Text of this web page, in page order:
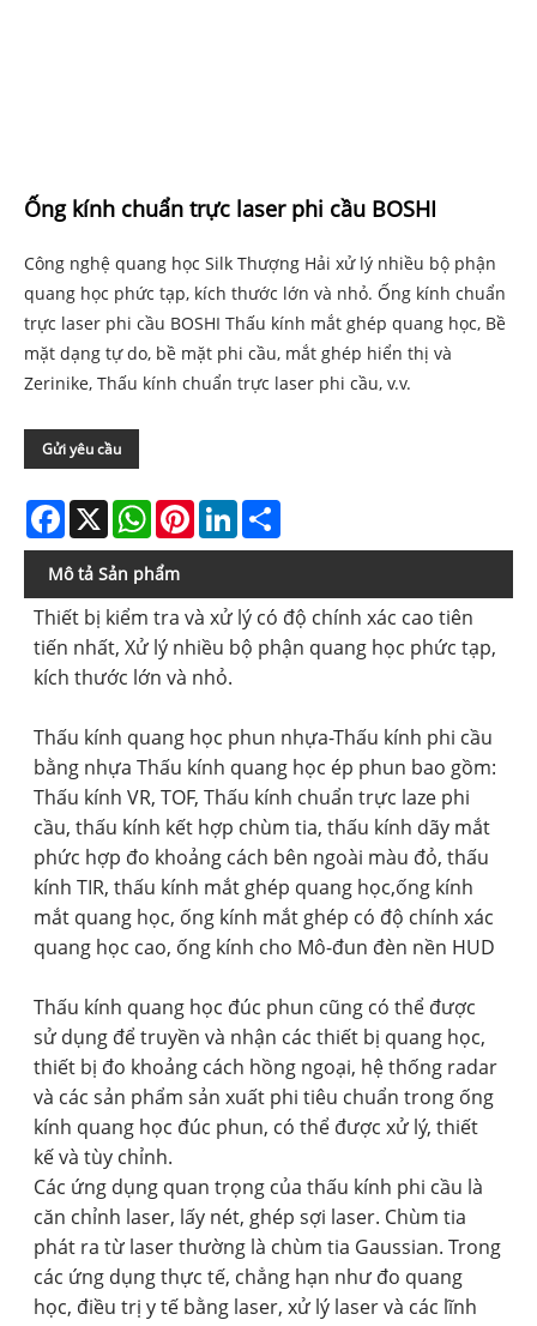
Ống kính chuẩn trực laser phi cầu BOSHI
Công nghệ quang học Silk Thượng Hải xử lý nhiều bộ phận
quang học phức tạp, kích thước lớn và nhỏ. Ống kính chuẩn
trực laser phi cầu BOSHI Thấu kính mắt ghép quang học, Bề
mặt dạng tự do, bề mặt phi cầu, mắt ghép hiển thị và
Zerinike, Thấu kính chuẩn trực laser phi cầu, v.v.
Gửi yêu cầu
Facebook
X WhatsAppPinterestLinkedIn
Mô tả Sản phẩm
Thiết bị kiểm tra và xử lý có độ chính xác cao tiên
tiến nhất, Xử lý nhiều bộ phận quang học phức tạp,
kích thước lớn và nhỏ.
Thấu kính quang học phun nhựa-Thấu kính phi cầu
bằng nhựa Thấu kính quang học ép phun bao gồm:
Thấu kính VR, TOF, Thấu kính chuẩn trực laze phi
cầu, thấu kính kết hợp chùm tia, thấu kính dãy mắt
phức hợp đo khoảng cách bên ngoài màu đỏ, thấu
kính TIR, thấu kính mắt ghép quang học,ống kính
mắt quang học, ống kính mắt ghép có độ chính xác
quang học cao, ống kính cho Mô-đun đèn nền HUD
Thấu kính quang học đúc phun cũng có thể được
sử dụng để truyền và nhận các thiết bị quang học,
thiết bị đo khoảng cách hồng ngoại, hệ thống radar
và các sản phẩm sản xuất phi tiêu chuẩn trong ống
kính quang học đúc phun, có thể được xử lý, thiết
kế và tùy chỉnh.
Các ứng dụng quan trọng của thấu kính phi cầu là
căn chỉnh laser, lấy nét, ghép sợi laser. Chùm tia
phát ra từ laser thường là chùm tia Gaussian. Trong
các ứng dụng thực tế, chẳng hạn như đo quang
học, điều trị y tế bằng laser, xử lý laser và các lĩnh